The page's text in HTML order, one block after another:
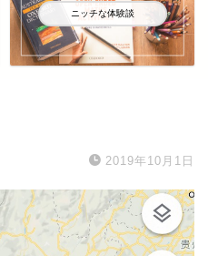
ニッチな体験談
2019年10月1日